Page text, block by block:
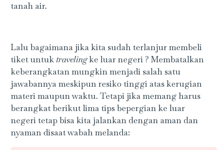
tanah air.
Lalu bagaimana jika kita sudah terlanjur membeli
tiket untuk travelingke luar negeri ? Membatalkan
keberangkatan mungkin menjadi salah satu
jawabannya meskipun resiko tinggi atas kerugian
materi maupun waktu. Tetapi jika memang harus
berangkat berikut lima tips bepergian ke luar
negeri tetap bisa kita jalankan dengan aman dan
nyaman disaat wabah melanda: